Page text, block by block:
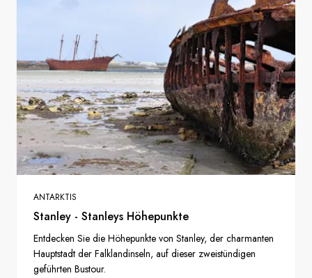
ANTARKTIS
Stanley - Stanleys Höhepunkte
Entdecken Sie die Höhepunkte von Stanley, der charmanten
Hauptstadt der Falklandinseln, auf dieser zweistündigen
geführten Bustour.